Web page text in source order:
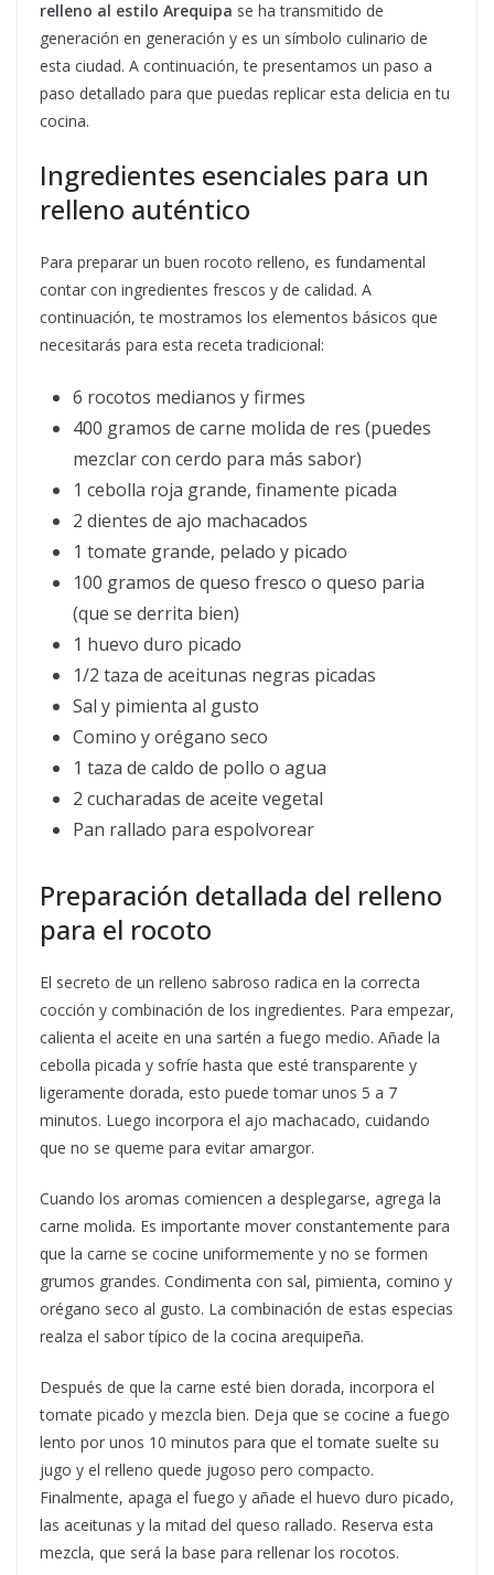
relleno al estilo Arequipa se ha transmitido de
generación en generación y es un símbolo culinario de
esta ciudad. A continuación, te presentamos un paso a
paso detallado para que puedas replicar esta delicia en tu
cocina.
Ingredientes esenciales para un
relleno auténtico
Para preparar un buen rocoto relleno, es fundamental
contar con ingredientes frescos y de calidad. A
continuación, te mostramos los elementos básicos que
necesitarás para esta receta tradicional:
6 rocotos medianos y firmes
400 gramos de carne molida de res (puedes
mezclar con cerdo para más sabor)
1 cebolla roja grande, finamente picada
2 dientes de ajo machacados
1 tomate grande, pelado y picado
100 gramos de queso fresco o queso paria
(que se derrita bien)
1 huevo duro picado
1/2 taza de aceitunas negras picadas
Sal y pimienta al gusto
Comino y orégano seco
1 taza de caldo de pollo o agua
2 cucharadas de aceite vegetal
Pan rallado para espolvorear
Preparación detallada del relleno
para el rocoto
El secreto de un relleno sabroso radica en la correcta
cocción y combinación de los ingredientes. Para empezar,
calienta el aceite en una sartén a fuego medio. Añade la
cebolla picada y sofríe hasta que esté transparente y
ligeramente dorada, esto puede tomar unos 5 a 7
minutos. Luego incorpora el ajo machacado, cuidando
que no se queme para evitar amargor.
Cuando los aromas comiencen a desplegarse, agrega la
carne molida. Es importante mover constantemente para
que la carne se cocine uniformemente y no se formen
grumos grandes. Condimenta con sal, pimienta, comino y
orégano seco al gusto. La combinación de estas especias
realza el sabor típico de la cocina arequipeña.
Después de que la carne esté bien dorada, incorpora el
tomate picado y mezcla bien. Deja que se cocine a fuego
lento por unos 10 minutos para que el tomate suelte su
jugo y el relleno quede jugoso pero compacto.
Finalmente, apaga el fuego y añade el huevo duro picado,
las aceitunas y la mitad del queso rallado. Reserva esta
mezcla, que será la base para rellenar los rocotos.